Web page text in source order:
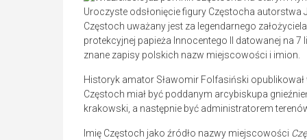
Uroczyste odsłonięcie figury Częstocha
Częstoch uważany jest za legendarnego
protekcyjnej papieża Innocentego II datowanej na
znane zapisy polskich nazw miejscowości i imion.
Historyk amator Sławomir Folfasiński
Częstoch miał być poddanym arcybiskupa
krakowski, a następnie być administratorem
Imię Częstoch jako źródło nazwy miejscowości